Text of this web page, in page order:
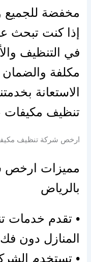
مخفضة للجميع
إذا كنت تبحث عن
في التنظيف
مكلفة والضمان
الاستعانة
تنظيف مكيفات
ارخص شركة تنظيف
مميزات ارخص
بالرياض
• تقدم خدمات
المنازل دون فك
• تستخدم